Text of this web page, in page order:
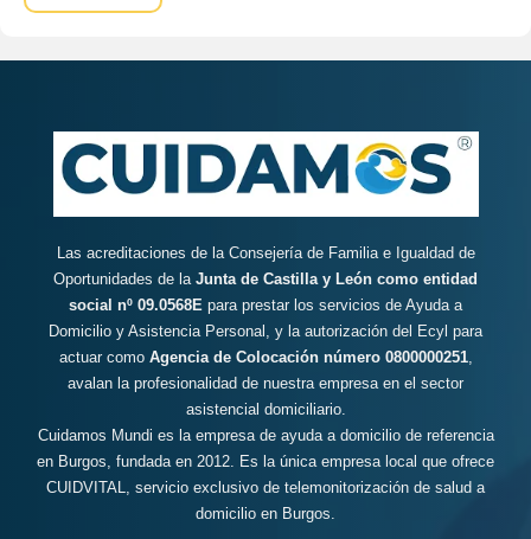
Las acreditaciones de la Consejería de Familia e Igualdad de
Oportunidades de la Junta de Castilla y León como entidad
social nº 09.0568E para prestar los servicios de Ayuda a
Domicilio y Asistencia Personal, y la autorización del Ecyl para
actuar como Agencia de Colocación número 0800000251,
avalan la profesionalidad de nuestra empresa en el sector
asistencial domiciliario.
Cuidamos Mundi es la empresa de ayuda a domicilio de referencia
en Burgos, fundada en 2012. Es la única empresa local que ofrece
CUIDVITAL, servicio exclusivo de telemonitorización de salud a
domicilio en Burgos.